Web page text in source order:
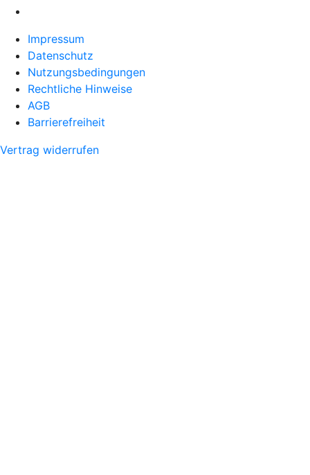
Impressum
Datenschutz
Nutzungsbedingungen
Rechtliche Hinweise
AGB
Barrierefreiheit
Vertrag widerrufen